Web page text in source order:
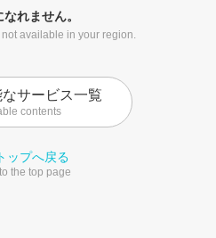
れません。
available in your region.
サービス一覧
contents
ップへ戻る
the top page